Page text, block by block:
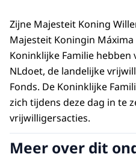
Zijne Majesteit Koning
Majesteit Koningin
Koninklijke Familie
NLdoet, de landelijke
Fonds. De Koninklijke
zich tijdens deze dag in te
vrijwilligersacties.
Meer over dit